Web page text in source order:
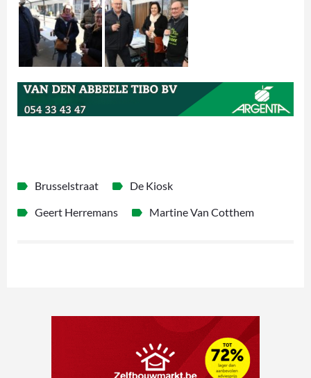
Brusselstraat
De Kiosk
Geert Herremans
Martine Van Cotthem